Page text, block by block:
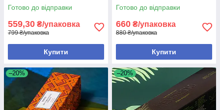
Готово до відправки
559,30 ₴/упаковка
799 ₴/упаковка
Купити
Готово до відправки
660 ₴/упаковка
880 ₴/упаковка
Купити
–20% –20%